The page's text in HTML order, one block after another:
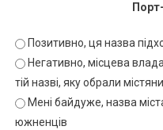
Позитивно, ця назва
Негативно, місцева
тій назві, яку обрали
Мені байдуже, назва
южненців